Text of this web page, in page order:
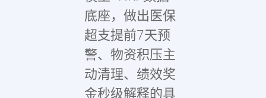
底座，做出医保
超支提前7天预
警、物资积压主
动清理、绩效奖
金秒级解释的具